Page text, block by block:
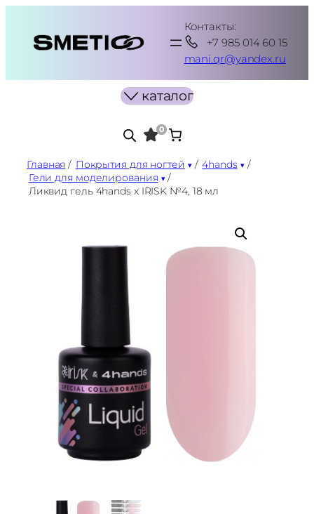
содержимому
Контакты:
+7 985 014 60 15
mani.qr@yandex.ru
каталог
0
Главная / Покрытия для ногтей / 4hands /
Гели для моделирования /
Ликвид гель 4hands х IRISK №4, 18 мл